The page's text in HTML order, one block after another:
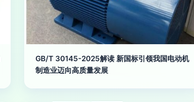
GB/T 30145-2025解读 新国标引领我国电动机
制造业迈向高质量发展